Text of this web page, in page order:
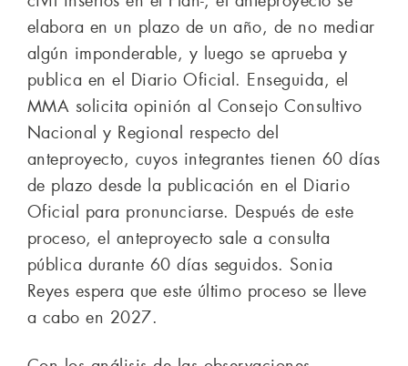
elabora en un plazo de un año, de no mediar
algún imponderable, y luego se aprueba y
publica en el Diario Oficial. Enseguida, el
MMA solicita opinión al Consejo Consultivo
Nacional y Regional respecto del
anteproyecto, cuyos integrantes tienen 60 días
de plazo desde la publicación en el Diario
Oficial para pronunciarse. Después de este
proceso, el anteproyecto sale a consulta
pública durante 60 días seguidos. Sonia
Reyes espera que este último proceso se lleve
a cabo en 2027.